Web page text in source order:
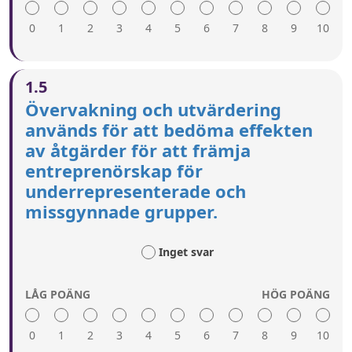
att nå olika förebilder för potentiella företagare
från underrepresenterade och missgynnade
0 1 2 3 4 5 6 7 8 9 10
de obligatoriska läroplanerna i skolan.
Utbildning i entreprenörskap omfattar ett stort
antal olika verksamheter och modeller inom
entreprenörskap (t.ex. deltidsföretagande, socialt
företagande) och visar upp ett brett spektrum av
entreprenörer (olika kön, etnisk bakgrund, ålder,
funktionshinder osv.).
för att starta och driva ett företag.
Elever uppmuntras att överväga entreprenörskap
1.5
Övervakning och utvärdering
används för att bedöma effekten
av åtgärder för att främja
entreprenörskap för
underrepresenterade och
missgynnade grupper.
Inget svar
LÅG POÄNG
0 1 2 3 4 5 6 7 8 9
HÖG POÄNG
10